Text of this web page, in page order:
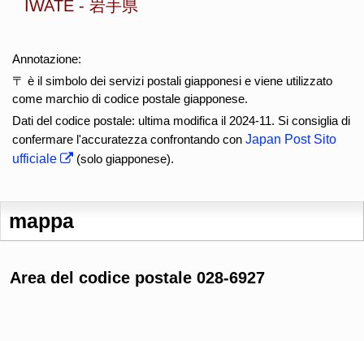
IWATE - 岩手県
Annotazione:
〒 è il simbolo dei servizi postali giapponesi e viene utilizzato
come marchio di codice postale giapponese.
Dati del codice postale: ultima modifica il 2024-11. Si consiglia di
confermare l'accuratezza confrontando con Japan Post Sito
ufficiale
(solo giapponese).
mappa
Area del codice postale 028-6927